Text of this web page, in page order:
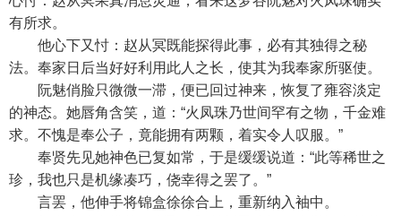
有所求。
他心下又忖：赵从冥既能探得此事，必有其独得之秘
法。奉家日后当好好利用此人之长，使其为我奉家所驱使。
阮魅俏脸只微微一滞，便已回过神来，恢复了雍容淡定
的神态。她唇角含笑，道：“火凤珠乃世间罕有之物，千金难
求。不愧是奉公子，竟能拥有两颗，着实令人叹服。”
奉贤先见她神色已复如常，于是缓缓说道：“此等稀世之
珍，我也只是机缘凑巧，侥幸得之罢了。”
言罢，他伸手将锦盒徐徐合上，重新纳入袖中。